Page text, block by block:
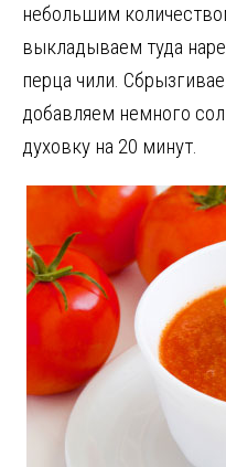
небольшим
выкладываем туда
перца чили.
добавляем немного
духовку на 20 минут.